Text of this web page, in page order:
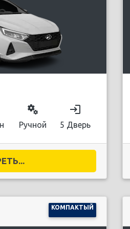
miscellaneous_services
Ручной
login
5 Дверь
КОМПАКТЫЙ